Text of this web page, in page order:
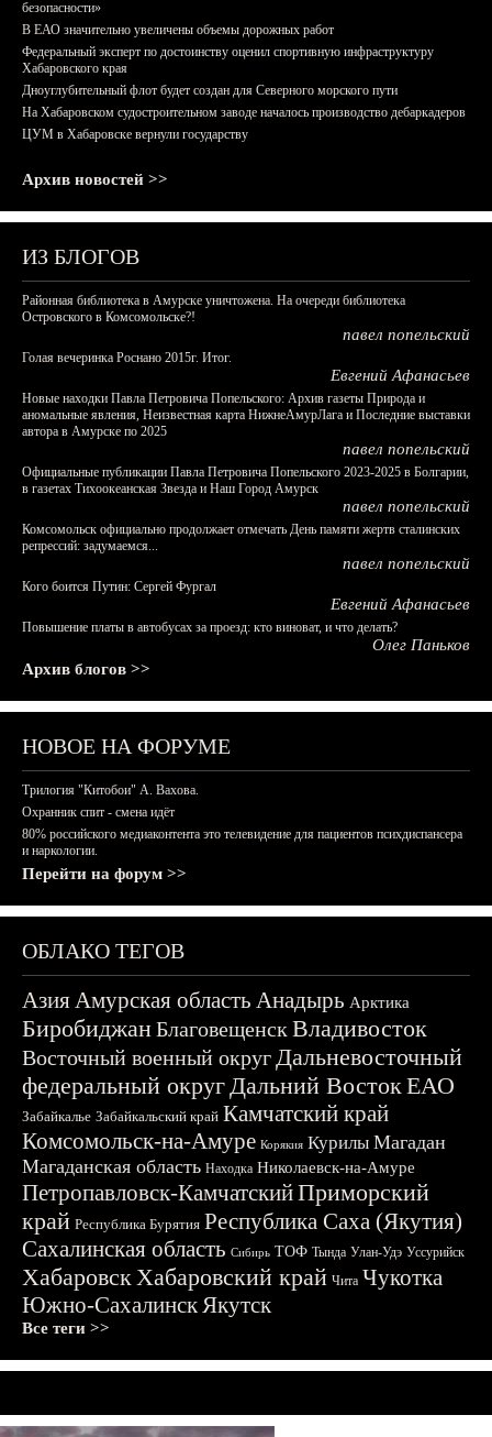
безопасности»
В ЕАО значительно увеличены объемы дорожных работ
Федеральный эксперт по достоинству оценил спортивную инфраструктуру
Хабаровского края
Дноуглубительный флот будет создан для Северного морского пути
На Хабаровском судостроительном заводе началось производство дебаркадеров
ЦУМ в Хабаровске вернули государству
Архив новостей >>
ИЗ БЛОГОВ
Районная библиотека в Амурске уничтожена. На очереди библиотека
Островского в Комсомольске?!
павел попельский
Голая вечеринка Роснано 2015г. Итог.
Евгений Афанасьев
Новые находки Павла Петровича Попельского: Архив газеты Природа и
аномальные явления, Неизвестная карта НижнеАмурЛага и Последние выставки
автора в Амурске по 2025
павел попельский
Официальные публикации Павла Петровича Попельского 2023-2025 в Болгарии,
в газетах Тихоокеанская Звезда и Наш Город Амурск
павел попельский
Комсомольск официально продолжает отмечать День памяти жертв сталинских
репрессий: задумаемся...
павел попельский
Кого боится Путин: Сергей Фургал
Евгений Афанасьев
Повышение платы в автобусах за проезд: кто виноват, и что делать?
Олег Паньков
Архив блогов >>
НОВОЕ НА ФОРУМЕ
Трилогия "Китобои" А. Вахова.
Охранник спит - смена идёт
80% российского медиаконтента это телевидение для пациентов психдиспансера
и наркологии.
Перейти на форум >>
ОБЛАКО ТЕГОВ
АзияАмурская область Анадырь Арктика
БиробиджанБлаговещенскВладивосток
Восточный военный округДальневосточный
федеральный округДальний ВостокЕАО
Забайкалье Забайкальский край Камчатский край
Комсомольск-на-Амуре Корякия Курилы Магадан
Магаданская область Находка Николаевск-на-Амуре
Петропавловск-КамчатскийПриморский
край Республика Бурятия Республика Саха (Якутия)
Сахалинская область Сибирь ТОФ Тында Улан-Удэ Уссурийск
ХабаровскХабаровский край Чита Чукотка
Южно-СахалинскЯкутск
Все теги >>